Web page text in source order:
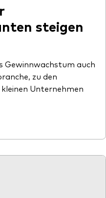
steigen
Gewinnwachstum auch
zu den
Unternehmen